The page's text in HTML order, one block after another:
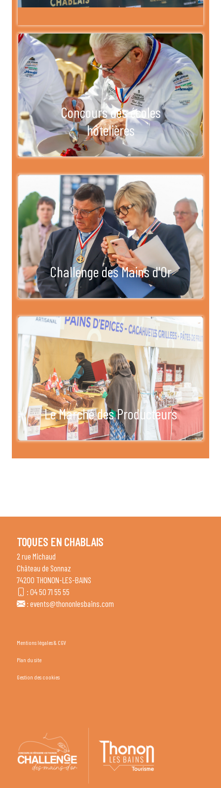
Concours des écoles
hôtelières
Challenge des Mains d'Or
Le Marché des Producteurs
TOQUES EN CHABLAIS
2 rue Michaud
Château de Sonnaz
74200 THONON-LES-BAINS
: 04 50 71 55 55
: events@thononlesbains.com
Mentions légales & CGV
Plan du site
Gestion des cookies